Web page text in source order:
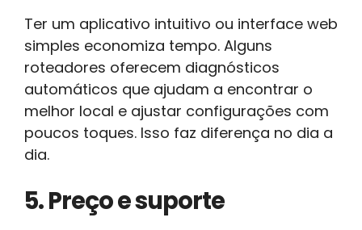
Ter um aplicativo intuitivo ou interface web
simples economiza tempo. Alguns
roteadores oferecem diagnósticos
automáticos que ajudam a encontrar o
melhor local e ajustar configurações com
poucos toques. Isso faz diferença no dia a
dia.
5. Preço e suporte